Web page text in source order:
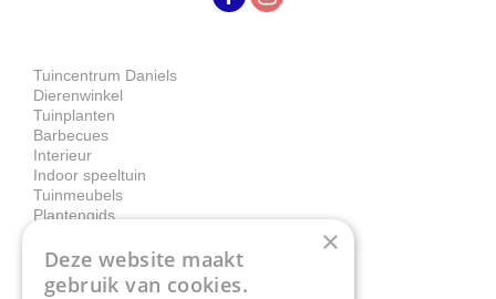
Tuincentrum Daniels
Dierenwinkel
Tuinplanten
Barbecues
Interieur
Indoor speeltuin
Tuinmeubels
Plantengids
Contact
×
Deze website maakt
gebruik van cookies.